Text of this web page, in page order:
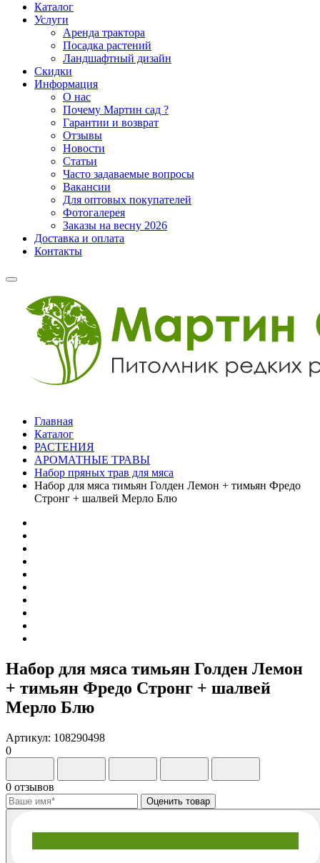
Каталог
Услуги
Аренда трактора
Посадка растений
Ландшафтный дизайн
Скидки
Информация
О нас
Почему Мартин сад ?
Гарантии и возврат
Отзывы
Новости
Статьи
Часто задаваемые вопросы
Вакансии
Для оптовых покупателей
Фотогалерея
Заказы на весну 2026
Доставка и оплата
Контакты
Главная
Каталог
РАСТЕНИЯ
АРОМАТНЫЕ ТРАВЫ
Набор пряных трав для мяса
Набор для мяса тимьян Голден Лемон + тимьян Фредо
Стронг + шалвей Мерло Блю
Набор для мяса тимьян Голден Лемон
+ тимьян Фредо Стронг + шалвей
Мерло Блю
Артикул: 108290498
0
0 отзывов